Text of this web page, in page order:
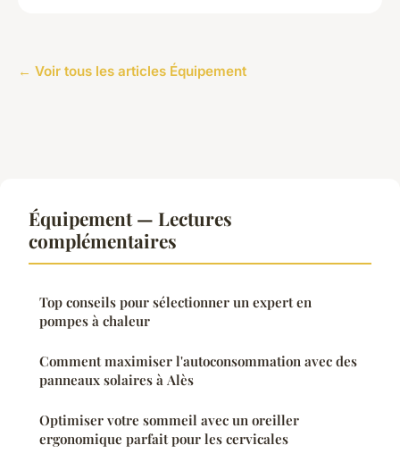
← Voir tous les articles Équipement
Équipement — Lectures
complémentaires
Top conseils pour sélectionner un expert en
pompes à chaleur
Comment maximiser l'autoconsommation avec des
panneaux solaires à Alès
Optimiser votre sommeil avec un oreiller
ergonomique parfait pour les cervicales